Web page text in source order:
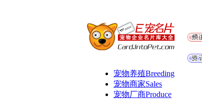
宠物养殖Breeding
宠物商家Sales
宠物厂商Produce